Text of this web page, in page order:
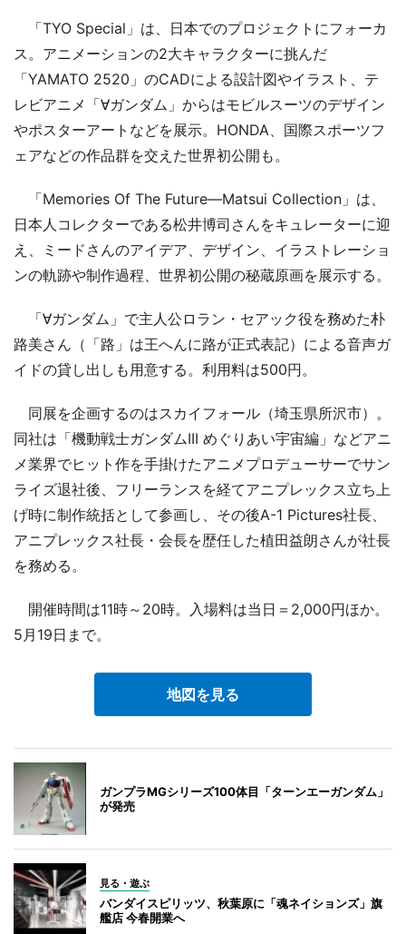
「TYO Special」は、日本でのプロジェクトにフォーカ
ス。アニメーションの2大キャラクターに挑んだ
「YAMATO 2520」のCADによる設計図やイラスト、テ
レビアニメ「∀ガンダム」からはモビルスーツのデザイン
やポスターアートなどを展示。HONDA、国際スポーツフ
ェアなどの作品群を交えた世界初公開も。
「Memories Of The Future―Matsui Collection」は、
日本人コレクターである松井博司さんをキュレーターに迎
え、ミードさんのアイデア、デザイン、イラストレーショ
ンの軌跡や制作過程、世界初公開の秘蔵原画を展示する。
「∀ガンダム」で主人公ロラン・セアック役を務めた朴
路美さん（「路」は王へんに路が正式表記）による音声ガ
イドの貸し出しも用意する。利用料は500円。
同展を企画するのはスカイフォール（埼玉県所沢市）。
同社は「機動戦士ガンダムIII めぐりあい宇宙編」などアニ
メ業界でヒット作を手掛けたアニメプロデューサーでサン
ライズ退社後、フリーランスを経てアニプレックス立ち上
げ時に制作統括として参画し、その後A-1 Pictures社長、
アニプレックス社長・会長を歴任した植田益朗さんが社長
を務める。
開催時間は11時～20時。入場料は当日＝2,000円ほか。
5月19日まで。
地図を見る
ガンプラMGシリーズ100体目「ターンエーガンダム」
が発売
見る・遊ぶ
バンダイスピリッツ、秋葉原に「魂ネイションズ」旗
艦店 今春開業へ